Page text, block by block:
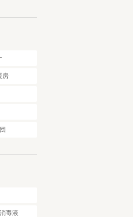
ださい。
入するこ
房
毒液